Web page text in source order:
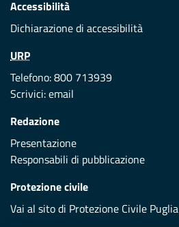
Accessibilità
Dichiarazione di accessibilità
URP
Telefono: 800 713939
Scrivici:email
Redazione
Presentazione
Responsabili di pubblicazione
Protezione civile
Vai al sito di Protezione Civile Puglia